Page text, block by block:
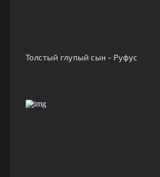
Толстый глупый сын - Руфус